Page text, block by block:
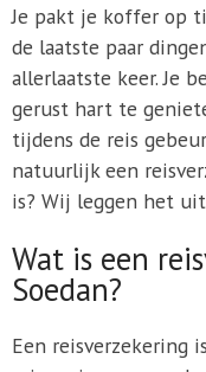
Je pakt je koffer op
de laatste paar
allerlaatste keer. Je
gerust hart te
tijdens de reis
natuurlijk een
is? Wij leggen het
Wat is een
Soedan?
Een reisverzekering